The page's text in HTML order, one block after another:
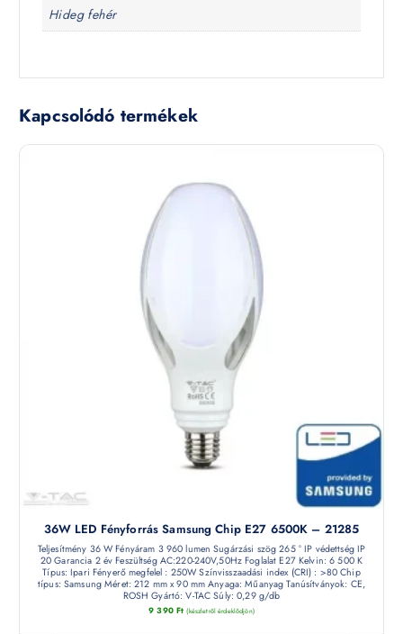
Hideg fehér
Kapcsolódó termékek
36W LED Fényforrás Samsung Chip E27 6500K – 21285
Teljesítmény 36 W Fényáram 3 960 lumen Sugárzási szög 265 ° IP védettség IP
20 Garancia 2 év Feszültség AC:220-240V,50Hz Foglalat E27 Kelvin: 6 500 K
Típus: Ipari Fényerő megfelel : 250W Színvisszaadási index (CRI) : >80 Chip
típus: Samsung Méret: 212 mm x 90 mm Anyaga: Műanyag Tanúsítványok: CE,
ROSH Gyártó: V-TAC Súly: 0,29 g/db
9 390 Ft (készletről érdeklődjön)